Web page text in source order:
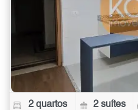
2 quartos 2 suítes